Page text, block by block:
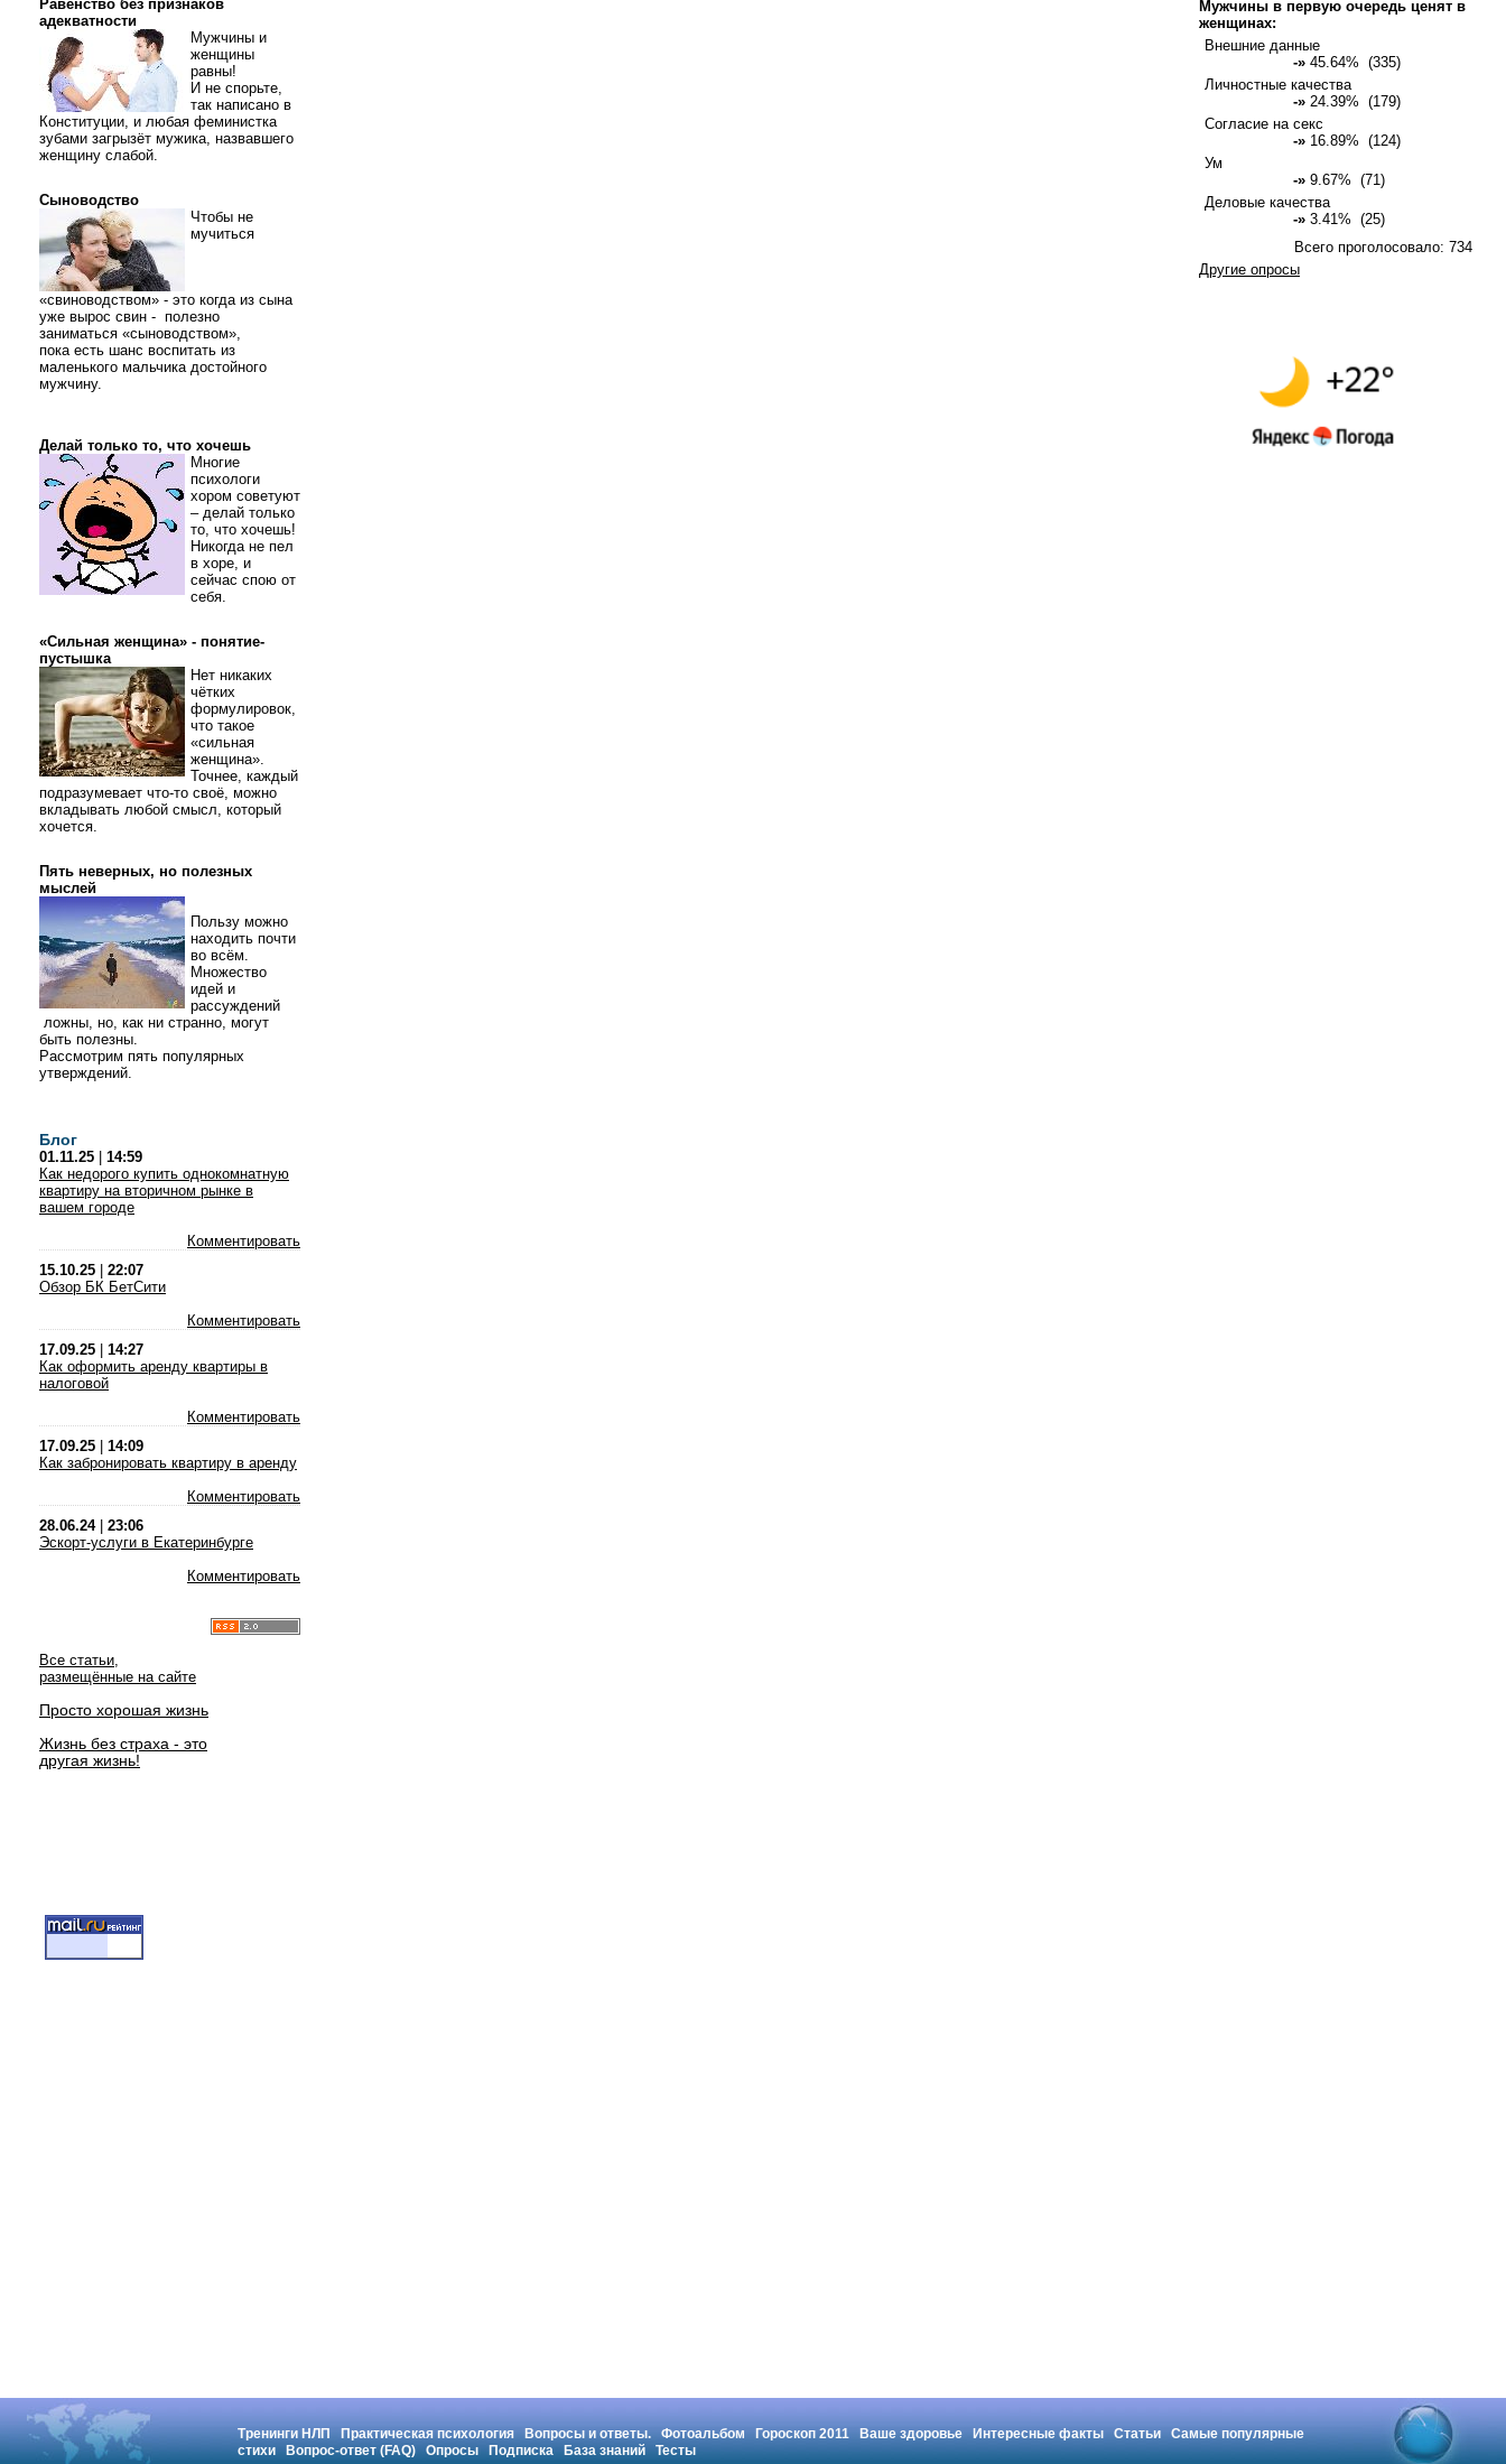
Равенство без признаков
адекватности
Мужчины и
женщины
равны!
И не спорьте,
так написано в
Конституции, и любая феминистка
зубами загрызёт мужика, назвавшего
женщину слабой.
Сыноводство
Чтобы не
мучиться
«свиноводством» - это когда из сына
уже вырос свин - полезно
заниматься «сыноводством»,
пока есть шанс воспитать из
маленького мальчика достойного
мужчину.
Делай только то, что хочешь
Многие
психологи
хором советуют
– делай только
то, что хочешь!
Никогда не пел
в хоре, и
сейчас спою от
себя.
«Сильная женщина» - понятие-
пустышка
Нет никаких
чётких
формулировок,
что такое
«сильная
женщина».
Точнее, каждый
подразумевает что-то своё, можно
вкладывать любой смысл, который
хочется.
Пять неверных, но полезных
мыслей
Пользу можно
находить почти
во всём.
Множество
идей и
рассуждений
ложны, но, как ни странно, могут
быть полезны.
Рассмотрим пять популярных
утверждений.
Блог
01.11.25
14:59
Как недорого купить однокомнатную
квартиру на вторичном рынке в
вашем городе
Комментировать
15.10.25
22:07
Обзор БК БетСити
Комментировать
17.09.25
14:27
Как оформить аренду квартиры в
налоговой
Комментировать
17.09.25
14:09
Как забронировать квартиру в аренду
Комментировать
28.06.24| 23:06
Эскорт-услуги в Екатеринбурге
Комментировать
Все статьи,
размещённые на сайте
Просто хорошая жизнь
Жизнь без страха - это
другая жизнь!
Мужчины в первую очередь ценят в
женщинах:
Внешние данные
-» 45.64% (335)
Личностные качества
-» 24.39% (179)
Согласие на секс
-» 16.89% (124)
Ум
-» 9.67% (71)
Деловые качества
-» 3.41% (25)
Всего проголосовало: 734
Другие опросы
Тренинги НЛП Практическая психология Вопросы и ответы. Фотоальбом Гороскоп 2011 Ваше здоровье Интересные факты Статьи
Самые популярные
стихи
Вопрос-ответ (FAQ) Опросы Подписка База знаний Тесты